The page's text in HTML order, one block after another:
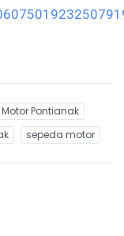
Pontianak
sepeda motor